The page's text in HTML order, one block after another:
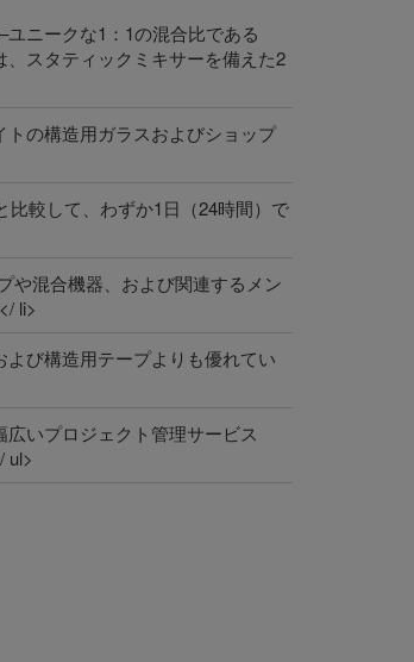
ニークな1：1の混合比である
スタティックミキサーを備えた2
の構造用ガラスおよびショップ
比較して、わずか1日（24時間）で
や混合機器、および関連するメン
li>
び構造用テープよりも優れてい
いプロジェクト管理サービス
ul>